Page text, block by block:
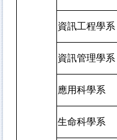
資訊工程學系
資訊管理學系
應用科學系
生命科學系